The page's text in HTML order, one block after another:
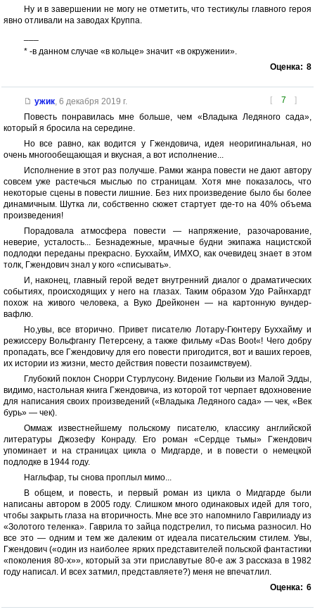
Ну и в завершении не могу не отметить, что тестикулы главного героя
явно отливали на заводах Круппа.
* -в данном случае «в кольце» значит «в окружении».
Оценка: 8
[ 7 ]
ужик, 6 декабря 2019 г.
Повесть понравилась мне больше, чем «Владыка Ледяного сада»,
который я бросила на середине.
Но все равно, как водится у Гжендовича, идея неоригинальная, но
очень многообещающая и вкусная, а вот исполнение...
Исполнение в этот раз получше. Рамки жанра повести не дают автору
совсем уже растечься мыслью по страницам. Хотя мне показалось, что
некоторые сцены в повести лишние. Без них произведение было бы более
динамичным. Шутка ли, собственно сюжет стартует где-то на 40% объема
произведения!
Порадовала атмосфера повести — напряжение, разочарование,
неверие, усталость... Безнадежные, мрачные будни экипажа нацистской
подлодки переданы прекрасно. Буххайм, ИМХО, как очевидец знает в этом
толк, Гжендович знал у кого «списывать».
И, наконец, главный герой ведет внутренний диалог о драматических
событиях, происходящих у него на глазах. Таким образом Удо Райнхардт
похож на живого человека, а Вуко Дрейконен — на картонную вундер-
вафлю.
Но,увы, все вторично. Привет писателю Лотару-Гюнтеру Буххайму и
режиссеру Вольфгангу Петерсену, а также фильму «Das Boot«! Чего добру
пропадать, все Гжендовичу для его повести пригодится, вот и ваших героев,
их истории из жизни, место действия повести позаимствуем).
Глубокий поклон Снорри Стурлусону. Видение Гюльви из Малой Эдды,
видимо, настольная книга Гжендовича, из которой тот черпает вдохновение
для написания своих произведений («Владыка Ледяного сада» — чек, «Век
бурь» — чек).
Оммаж известнейшему польскому писателю, классику английской
литературы Джозефу Конраду. Его роман «Сердце тьмы» Гжендович
упоминает и на страницах цикла о Мидгарде, и в повести о немецкой
подлодке в 1944 году.
Нагльфар, ты снова проплыл мимо...
В общем, и повесть, и первый роман из цикла о Мидгарде были
написаны автором в 2005 году. Слишком много одинаковых идей для того,
чтобы закрыть глаза на вторичность. Мне все это напомнило Гаврилиаду из
«Золотого теленка». Гаврила то зайца подстрелил, то письма разносил. Но
все это — одним и тем же далеким от идеала писательским стилем. Увы,
Гжендович («один из наиболее ярких представителей польской фантастики
«поколения 80-х»», который за эти приславутые 80-е аж 3 рассказа в 1982
году написал. И всех затмил, представляете?) меня не впечатлил.
Оценка: 6